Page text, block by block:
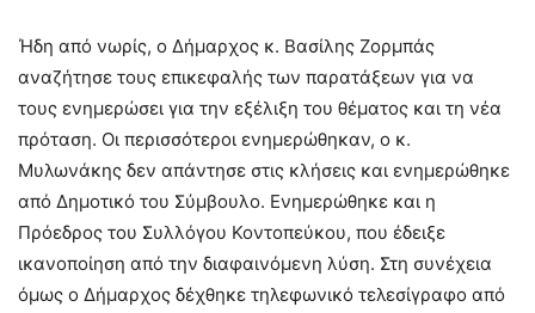
Ήδη από νωρίς, ο Δήμαρχος κ. Βασίλης Ζορμπάς
αναζήτησε τους επικεφαλής των παρατάξεων για να
τους ενημερώσει για την εξέλιξη του θέματος και τη νέα
πρόταση. Οι περισσότεροι ενημερώθηκαν, ο κ.
Μυλωνάκης δεν απάντησε στις κλήσεις και ενημερώθηκε
από Δημοτικό του Σύμβουλο. Ενημερώθηκε και η
Πρόεδρος του Συλλόγου Κοντοπεύκου, που έδειξε
ικανοποίηση από την διαφαινόμενη λύση. Στη συνέχεια
όμως ο Δήμαρχος δέχθηκε τηλεφωνικό τελεσίγραφο από